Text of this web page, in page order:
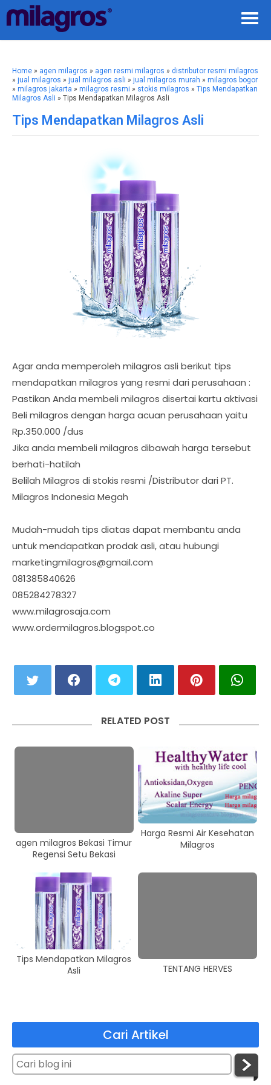
Home » agen milagros » agen resmi milagros » distributor resmi milagros
» jual milagros » jual milagros asli » jual milagros murah » milagros bogor
» milagros jakarta » milagros resmi » stokis milagros » Tips Mendapatkan
Milagros Asli » Tips Mendapatkan Milagros Asli
Tips Mendapatkan Milagros Asli
Agar anda memperoleh milagros asli berikut tips
mendapatkan milagros yang resmi dari perusahaan :
Pastikan Anda membeli milagros disertai kartu aktivasi
Beli milagros dengan harga acuan perusahaan yaitu
Rp.350.000 /dus
Jika anda membeli milagros dibawah harga tersebut
berhati-hatilah
Belilah Milagros di stokis resmi /Distributor dari PT.
Milagros Indonesia Megah
Mudah-mudah tips diatas dapat membantu anda
untuk mendapatkan prodak asli, atau hubungi
marketingmilagros@gmail.com
081385840626
085284278327
www.milagrosaja.com
www.ordermilagros.blogspot.co
RELATED POST
agen milagros Bekasi Timur
Regensi Setu Bekasi
Harga Resmi Air Kesehatan
Milagros
Tips Mendapatkan Milagros
Asli
TENTANG HERVES
Cari Artikel